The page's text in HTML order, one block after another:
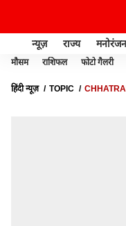
न्यूज़ राज्य मनोरंजन
मौसम राशिफल फोटो गैलरी
हिंदी न्यूज़ TOPIC